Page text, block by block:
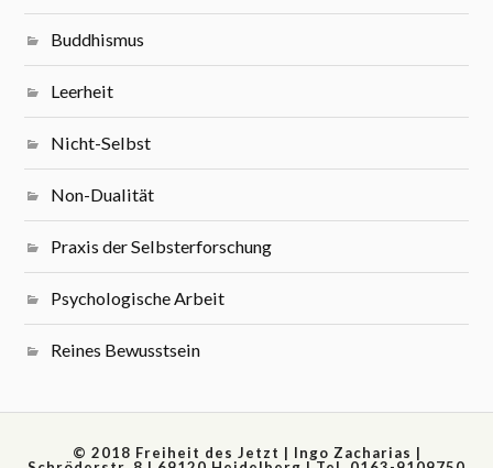
Buddhismus
Leerheit
Nicht-Selbst
Non-Dualität
Praxis der Selbsterforschung
Psychologische Arbeit
Reines Bewusstsein
© 2018 Freiheit des Jetzt | Ingo Zacharias |